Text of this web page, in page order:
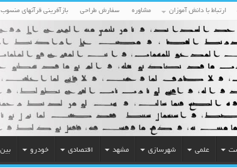
ارتباط با دانش آموزان مشاوره سفارش طراحی بازآفرینی قرآنهای منسوب
علمی شهرسازی مشهد اقتصادی خودرو